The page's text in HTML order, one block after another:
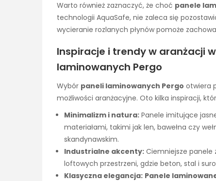
Warto również zaznaczyć, że choć panele
technologii AquaSafe, nie zaleca się
wycieranie rozlanych płynów pomoże
Inspiracje i trendy w aranżacji
laminowanych Pergo
Wybór paneli laminowanych Pergo otwiera
możliwości aranżacyjne. Oto kilka inspiracji,
Minimalizm i natura: Panele imitujące
materiałami, takimi jak len, bawełna czy
skandynawskim.
Industrialne akcenty: Ciemniejsze panele
loftowych przestrzeni, gdzie beton, stal i
Klasyczna elegancja: Panele